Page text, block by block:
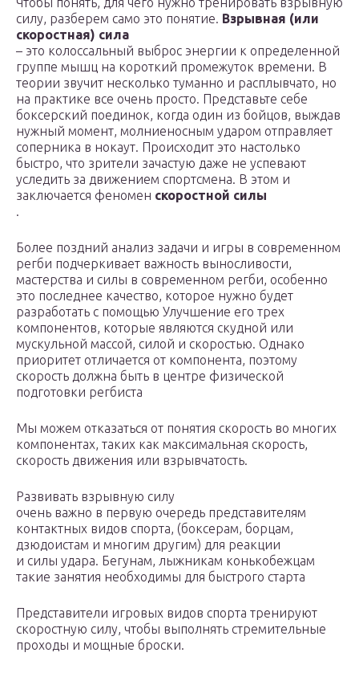
силу, разберем само это понятие. Взрывная (или
скоростная) сила
– это колоссальный выброс энергии к определенной
группе мышц на короткий промежуток времени. В
теории звучит несколько туманно и расплывчато, но
на практике все очень просто. Представьте себе
боксерский поединок, когда один из бойцов, выждав
нужный момент, молниеносным ударом отправляет
соперника в нокаут. Происходит это настолько
быстро, что зрители зачастую даже не успевают
уследить за движением спортсмена. В этом и
заключается феномен скоростной силы
.
Более поздний анализ задачи и игры в современном
регби подчеркивает важность выносливости,
мастерства и силы в современном регби, особенно
это последнее качество, которое нужно будет
разработать с помощью Улучшение его трех
компонентов, которые являются скудной или
мускульной массой, силой и скоростью. Однако
приоритет отличается от компонента, поэтому
скорость должна быть в центре физической
подготовки регбиста
Мы можем отказаться от понятия скорость во многих
компонентах, таких как максимальная скорость,
скорость движения или взрывчатость.
Развивать взрывную силу
очень важно в первую очередь представителям
контактных видов спорта, (боксерам, борцам,
дзюдоистам и многим другим) для реакции
и силы удара. Бегунам, лыжникам конькобежцам
такие занятия необходимы для быстрого старта
Представители игровых видов спорта тренируют
скоростную силу, чтобы выполнять стремительные
проходы и мощные броски.